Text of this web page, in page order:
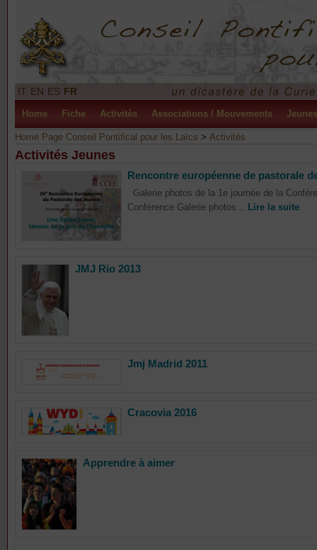
IT EN ES FR
Home Fiche Activités Associations / Mouvements Jeunes
Home Page Conseil Pontifical pour les Laïcs > Activités
Activités Jeunes
Rencontre européenne de pastorale
Galerie photos de la 1e journée de la
Conférence Galerie photos... Lire la suite
JMJ Rio 2013
Jmj Madrid 2011
Cracovia 2016
Apprendre à aimer